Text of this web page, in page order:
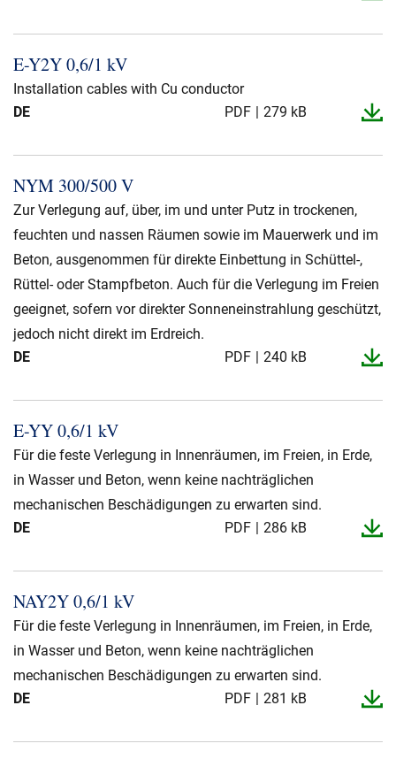
E-​Y2Y 0,6/1 kV
Installation cables with Cu conductor
DE
PDF 279 kB
NYM 300/500 V
Zur Verlegung auf, über, im und unter Putz in trockenen,
feuchten und nassen Räumen sowie im Mauerwerk und im
Beton, ausgenommen für direkte Einbettung in Schüttel-,
Rüttel- oder Stampfbeton. Auch für die Verlegung im Freien
geeignet, sofern vor direkter Sonneneinstrahlung geschützt,
jedoch nicht direkt im Erdreich.
DE
PDF 240 kB
E-​YY 0,6/1 kV
Für die feste Verlegung in Innenräumen, im Freien, in Erde,
in Wasser und Beton, wenn keine nachträglichen
mechanischen Beschädigungen zu erwarten sind.
DE
PDF 286 kB
NAY2Y 0,6/1 kV
Für die feste Verlegung in Innenräumen, im Freien, in Erde,
in Wasser und Beton, wenn keine nachträglichen
mechanischen Beschädigungen zu erwarten sind.
DE
PDF 281 kB